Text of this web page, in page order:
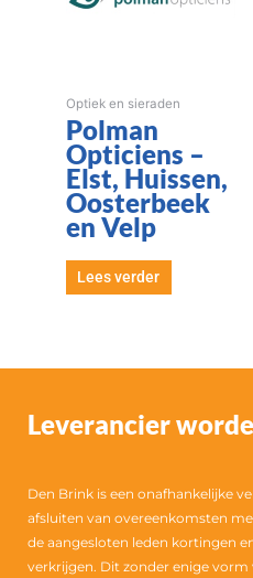
Optiek en sieraden
Polman
Opticiens –
Elst, Huissen,
Oosterbeek
en Velp
Lees verder
Leverancier
Den Brink is een onafhankelijke
afsluiten van overeenkomsten
de aangesloten leden kortingen
verkrijgen. Dit zonder enige